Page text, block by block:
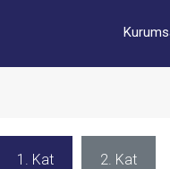
1. Kat 2. Kat